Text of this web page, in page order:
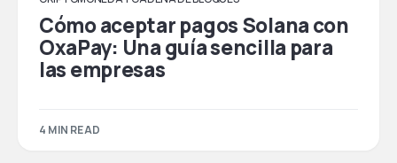
Cómo aceptar pagos Solana con
OxaPay: Una guía sencilla para
las empresas
4 MIN READ